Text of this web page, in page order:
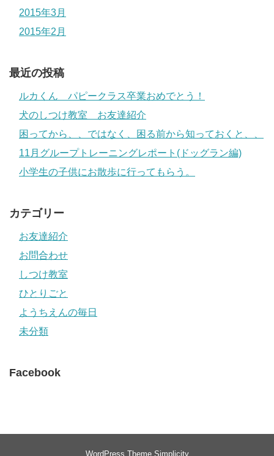
2015年3月
2015年2月
最近の投稿
ルカくん パピークラス卒業おめでとう！
犬のしつけ教室 お友達紹介
困ってから、、ではなく、困る前から知っておくと、、
11月グループトレーニングレポート(ドッグラン編)
小学生の子供にお散歩に行ってもらう。
カテゴリー
お友達紹介
お問合わせ
しつけ教室
ひとりごと
ようちえんの毎日
未分類
Facebook
WordPress Theme Simplicity